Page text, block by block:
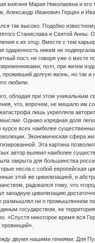
княгиня Мария Николаевна и
Александр Иванович Герцен и
так высоко. Подобно
Станислава и Святой Анны.
к их отцу. Вместе с тем
одаренность никем не
пост, не говоря уже о месте
поэт, при жизни
долгую жизнь, но так
любили.
обладая при этом уникальным
что, впрочем, не мешало им
лишь укрепляла
Однако изрядная доля
всех наиболее
Экономическая сфера
Эта картина
автор выявил наиболее
закрыта для большинства
несла с собой европейская
этой же цивилизацией, и
радовался тому, что
цивилизацию
размышлял ни о промышленном
государством, ее
«Спустя некоторое время вся
двумя нашими гениями. Для